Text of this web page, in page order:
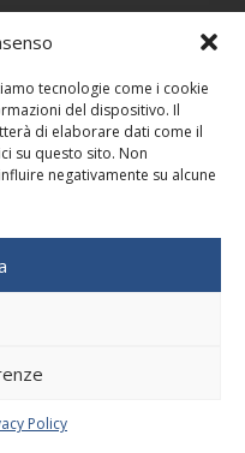
tecnologie come i cookie
del dispositivo. Il
di elaborare dati come il
su questo sito. Non
negativamente su alcune
Policy